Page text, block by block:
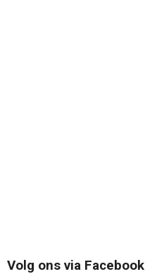
Volg ons via Facebook